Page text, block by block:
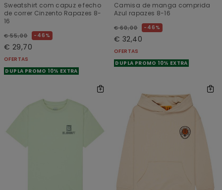
Sweatshirt com capuz e fecho
de correr Cinzento Rapazes 8-
16
€ 55,00 46%
€ 29,70
OFERTAS
DUPLA PROMO 10% EXTRA
Camisa de manga comprida
Azul rapazes 8-16
€ 60,00 46%
€ 32,40
OFERTAS
DUPLA PROMO 10% EXTRA